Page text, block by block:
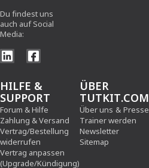
Du findest uns
auch auf Social
Media:
HILFE &
SUPPORT
Forum & Hilfe
Zahlung & Versand
Vertrag/Bestellung
widerrufen
Vertrag anpassen
(Upgrade/Kündigung)
ÜBER
TUTKIT.COM
Über uns & Presse
Trainer werden
Newsletter
Sitemap